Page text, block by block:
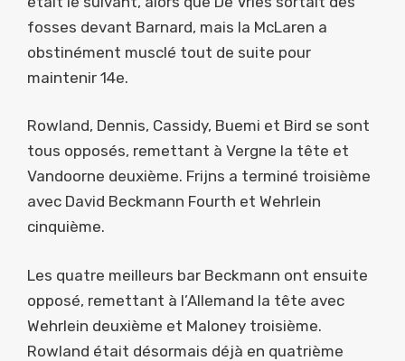
fosses devant Barnard, mais la McLaren a
obstinément musclé tout de suite pour
maintenir 14e.
Rowland, Dennis, Cassidy, Buemi et Bird se sont
tous opposés, remettant à Vergne la tête et
Vandoorne deuxième. Frijns a terminé troisième
avec David Beckmann Fourth et Wehrlein
cinquième.
Les quatre meilleurs bar Beckmann ont ensuite
opposé, remettant à l’Allemand la tête avec
Wehrlein deuxième et Maloney troisième.
Rowland était désormais déjà en quatrième